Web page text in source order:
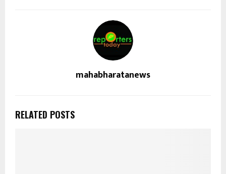
mahabharatanews
RELATED POSTS